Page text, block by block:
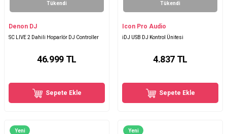
Tükendi
Denon DJ
SC LIVE 2 Dahili Hoparlör DJ Controller
46.999TL
Sepete Ekle
Tükendi
Icon Pro Audio
iDJ USB DJ Kontrol Ünitesi
4.837 TL
Sepete Ekle
Yeni Yeni